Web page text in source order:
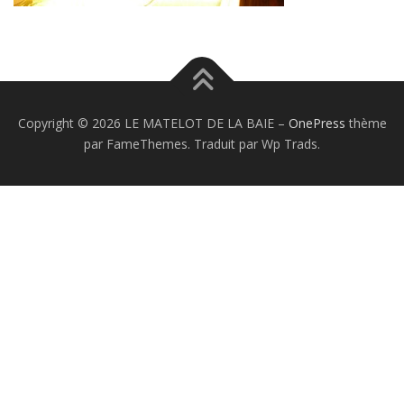
Copyright © 2026 LE MATELOT DE LA BAIE – OnePress thème
par FameThemes. Traduit par Wp Trads.